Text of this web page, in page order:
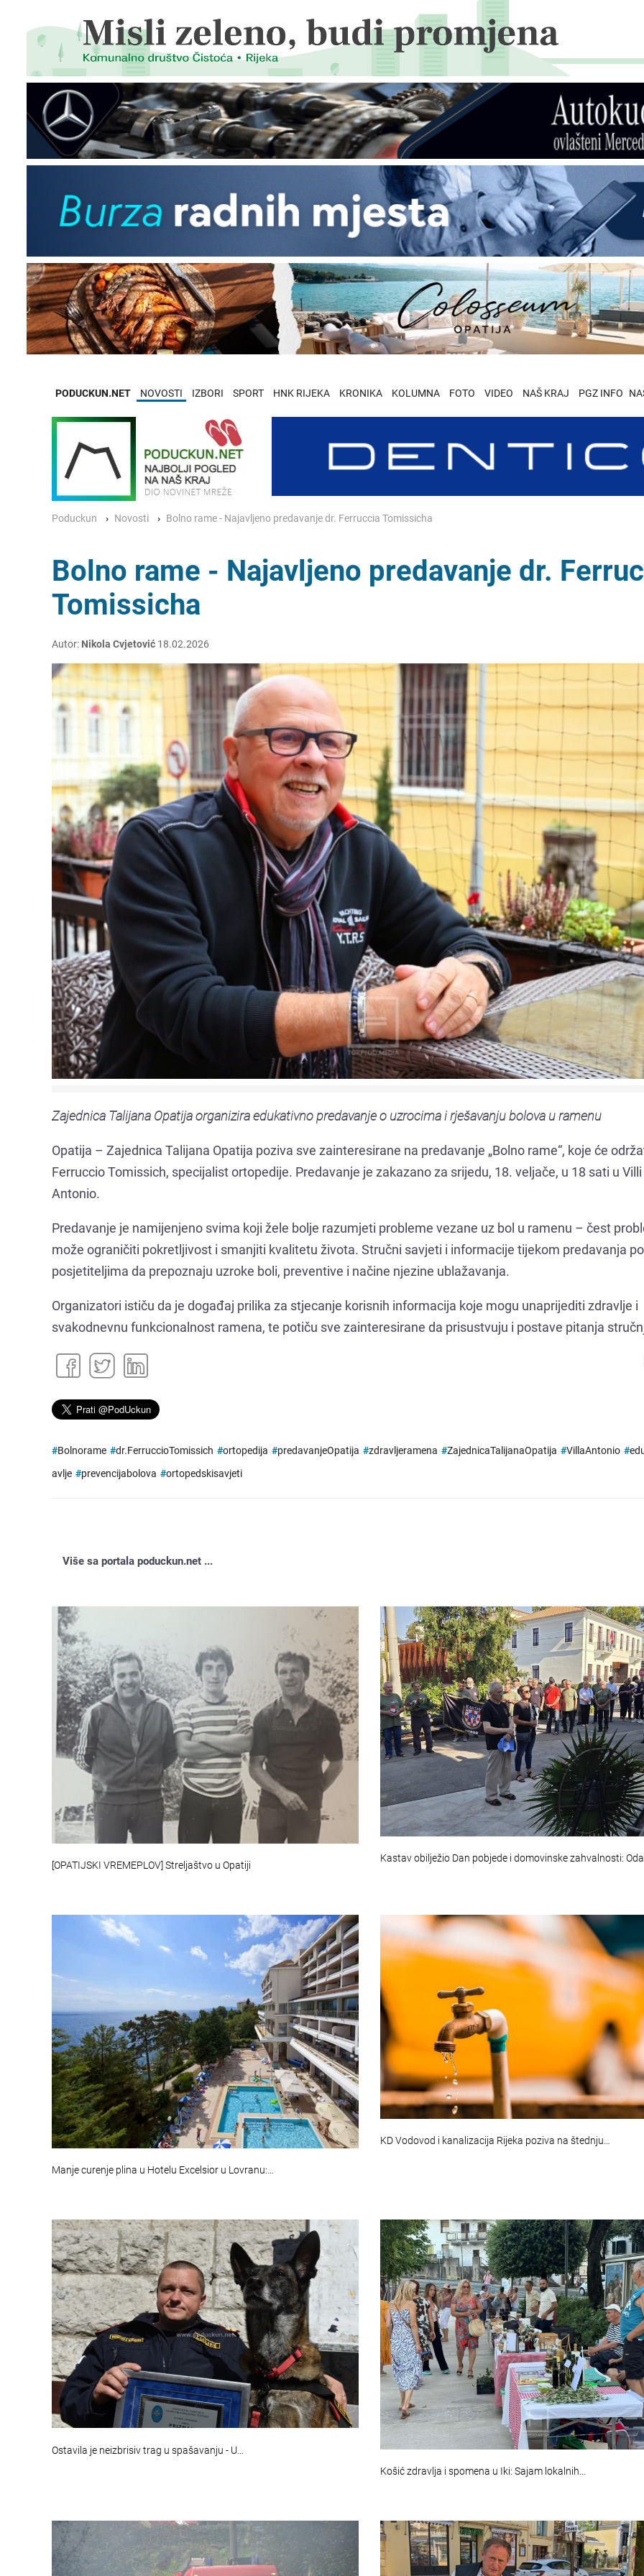
PODUCKUN.NET NOVOSTI IZBORI SPORT HNK RIJEKA KRONIKA KOLUMNA FOTO VIDEO NAŠ KRAJ PGZ INFO
Poduckun Novosti Bolno rame - Najavljeno predavanje dr. Ferruccia Tomissicha
Bolno rame - Najavljeno predavanje dr.
Tomissicha
Autor: Nikola Cvjetović 18.02.2026
Zajednica Talijana Opatija organizira edukativno predavanje o uzrocima i rješavanju bolova u ramenu
Opatija – Zajednica Talijana Opatija poziva sve zainteresirane na predavanje „Bolno rame“, koje će
Ferruccio Tomissich, specijalist ortopedije. Predavanje je zakazano za srijedu, 18. veljače, u 18 sati u Villi
Antonio.
Predavanje je namijenjeno svima koji žele bolje razumjeti probleme vezane uz bol u ramenu – čest
može ograničiti pokretljivost i smanjiti kvalitetu života. Stručni savjeti i informacije tijekom predavanja
posjetiteljima da prepoznaju uzroke boli, preventive i načine njezine ublažavanja.
Organizatori ističu da je događaj prilika za stjecanje korisnih informacija koje mogu unaprijediti zdravlje i
svakodnevnu funkcionalnost ramena, te potiču sve zainteresirane da prisustvuju i postave pitanja
#Bolnorame #dr.FerruccioTomissich #ortopedija #predavanjeOpatija #zdravljeramena #ZajednicaTalijanaOpatija #VillaAntonio #
avlje #prevencijabolova #ortopedskisavjeti
Više sa portala poduckun.net ...
[OPATIJSKI VREMEPLOV] Streljaštvo u Opatiji
Kastav obilježio Dan pobjede i domovinske zahvalnosti:
Manje curenje plina u Hotelu Excelsior u Lovranu:…
KD Vodovod i kanalizacija Rijeka poziva na štednju…
Ostavila je neizbrisiv trag u spašavanju - U…
Košić zdravlja i spomena u Iki: Sajam lokalnih…